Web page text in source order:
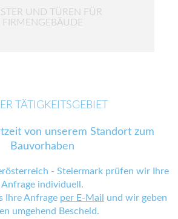
UND TÜREN FÜR
FIRMENGEBÄUDE
TÄTIGKEITSGEBIET
von unserem Standort zum
Bauvorhaben
- Steiermark prüfen wir Ihre
Anfrage individuell.
Ihre Anfrage per E-Mail
und wir geben
umgehend Bescheid.